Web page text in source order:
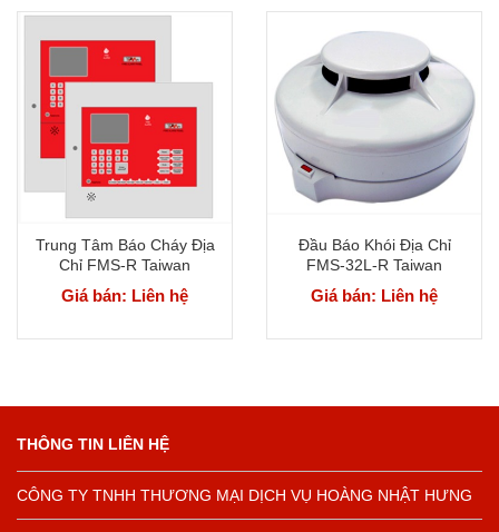
Trung Tâm Báo Cháy Địa
Chỉ FMS-R Taiwan
Giá bán: Liên hệ
Đầu Báo Khói Địa Chỉ
FMS-32L-R Taiwan
Giá bán: Liên hệ
THÔNG TIN LIÊN HỆ
CÔNG TY TNHH THƯƠNG MẠI DỊCH VỤ HOÀNG NHẬT HƯNG